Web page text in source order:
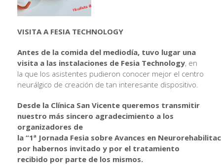
VISITA A FESIA TECHNOLOGY
Antes de la comida del mediodía, tuvo lugar una
visita a las instalaciones de Fesia Technology, en
la que los asistentes pudieron conocer mejor el centro
neurálgico de creación de tan interesante dispositivo.
Desde la Clínica San Vicente queremos transmitir
nuestro más sincero agradecimiento a los
organizadores de
la “1ª Jornada Fesia sobre Avances en
por habernos invitado y por el tratamiento
recibido por parte de los mismos.